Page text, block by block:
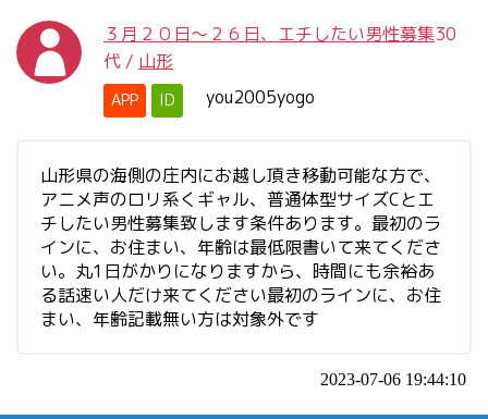
３月２０日～２６日、エチしたい男性募集30
代 / 山形
APP ID you2005yogo
山形県の海側の庄内にお越し頂き移動可能な方で、
アニメ声のロリ系くギャル、普通体型サイズCとエ
チしたい男性募集致します条件あります。最初のラ
インに、お住まい、年齢は最低限書いて来てくださ
い。丸1日がかりになりますから、時間にも余裕あ
る話速い人だけ来てください最初のラインに、お住
まい、年齢記載無い方は対象外です
2023-07-06 19:44:10